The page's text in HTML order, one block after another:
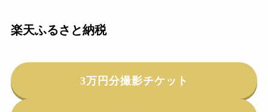
楽天ふるさと納税
3万円分撮影チケット